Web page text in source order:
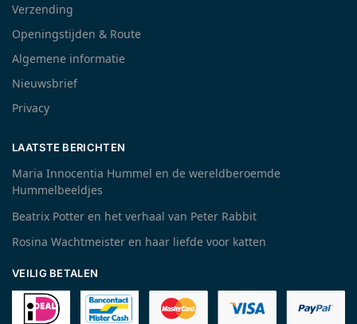
Verzending
Openingstijden & Route
Algemene informatie
Nieuwsbrief
Privacy
LAATSTE BERICHTEN
Maria Innocentia Hummel en de wereldberoemde
Hummelbeeldjes
Beatrix Potter en het verhaal van Peter Rabbit
Rosina Wachtmeister en haar liefde voor katten
VEILIG BETALEN